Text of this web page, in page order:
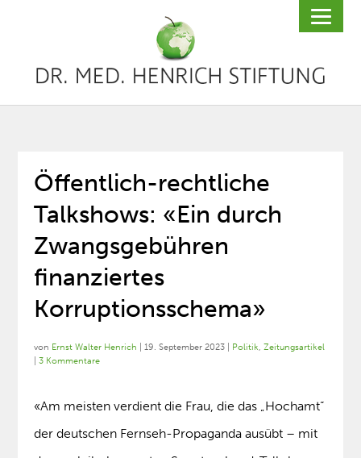
Öffentlich-rechtliche
Talkshows: «Ein durch
Zwangsgebühren
finanziertes
Korruptionsschema»
von Ernst Walter Henrich |19. September 2023 Politik,Zeitungsartikel
|3 Kommentare
«Am meisten verdient die Frau, die das „Hochamt“
der deutschen Fernseh-Propaganda ausübt – mit